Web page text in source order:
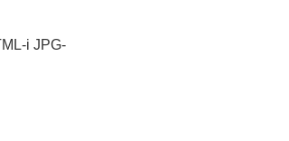
i JPG-